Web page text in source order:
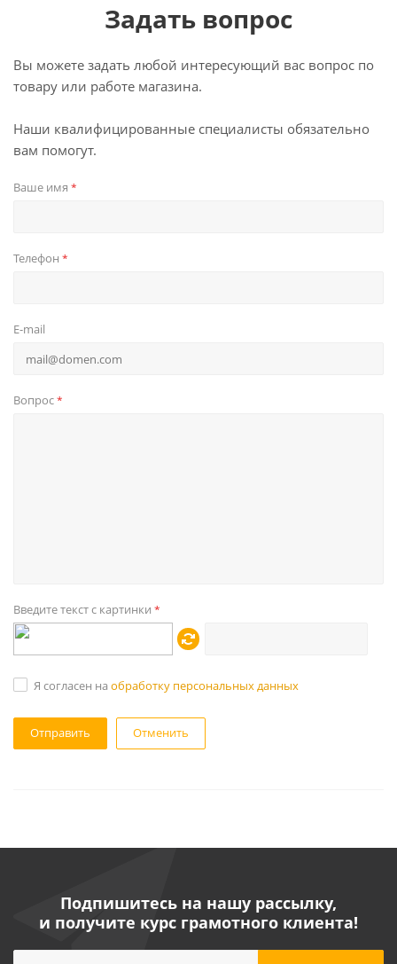
Задать вопрос
Вы можете задать любой интересующий вас вопрос по
товару или работе магазина.
Наши квалифицированные специалисты обязательно
вам помогут.
Ваше имя *
Телефон *
E-mail
Вопрос*
Введите текст с картинки *
Я согласен на обработку персональных данных
Отменить
Подпишитесь на нашу рассылку,
и получите курс грамотного клиента!